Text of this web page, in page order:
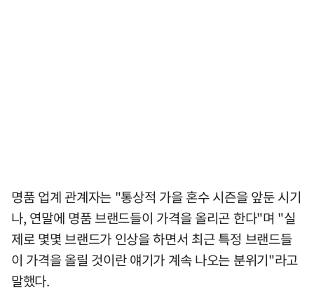
명품 업계 관계자는 "통상적 가을 혼수 시즌을 앞둔 시기
나, 연말에 명품 브랜드들이 가격을 올리곤 한다"며 "실
제로 몇몇 브랜드가 인상을 하면서 최근 특정 브랜드들
이 가격을 올릴 것이란 얘기가 계속 나오는 분위기"라고
말했다.